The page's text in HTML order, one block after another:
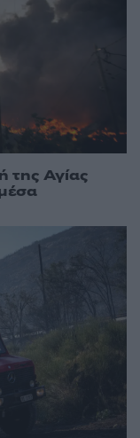
της Αγίας